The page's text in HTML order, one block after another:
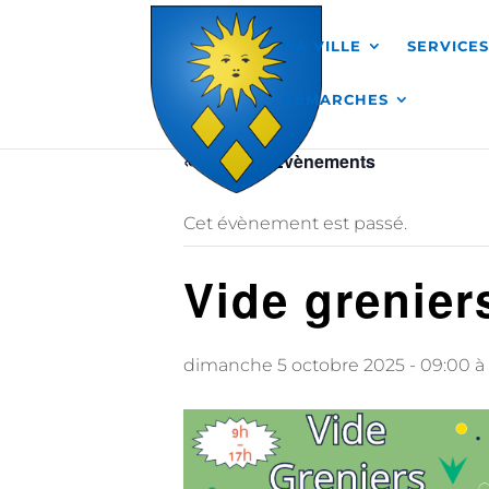
MA VILLE SERVICES
DÉMARCHES
« Tous les Évènements
Cet évènement est passé.
Vide
dimanche 5 octobre 2025 - 09:00 à